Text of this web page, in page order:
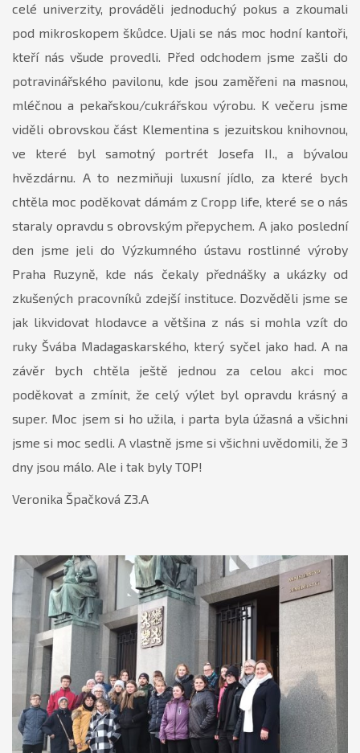
celé univerzity, prováděli jednoduchý pokus a zkoumali
pod mikroskopem škůdce. Ujali se nás moc hodní kantoři,
kteří nás všude provedli. Před odchodem jsme zašli do
potravinářského pavilonu, kde jsou zaměřeni na masnou,
mléčnou a pekařskou/cukrářskou výrobu. K večeru jsme
viděli obrovskou část Klementina s jezuitskou knihovnou,
ve které byl samotný portrét Josefa II., a bývalou
hvězdárnu. A to nezmiňuji luxusní jídlo, za které bych
chtěla moc poděkovat dámám z Cropp life, které se o nás
staraly opravdu s obrovským přepychem. A jako poslední
den jsme jeli do Výzkumného ústavu rostlinné výroby
Praha Ruzyně, kde nás čekaly přednášky a ukázky od
zkušených pracovníků zdejší instituce. Dozvěděli jsme se
jak likvidovat hlodavce a většina z nás si mohla vzít do
ruky Švába Madagaskarského, který syčel jako had. A na
závěr bych chtěla ještě jednou za celou akci moc
poděkovat a zmínit, že celý výlet byl opravdu krásný a
super. Moc jsem si ho užila, i parta byla úžasná a všichni
jsme si moc sedli. A vlastně jsme si všichni uvědomili, že 3
dny jsou málo. Ale i tak byly TOP!
Veronika Špačková Z3.A